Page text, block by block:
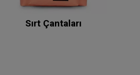
Sırt Çantaları